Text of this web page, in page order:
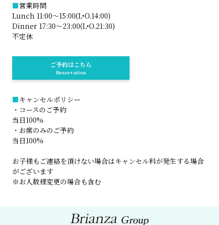
■営業時間
Lunch 11:00～15:00(L•O.14:00)
Dinner 17:30～23:00(L•O.21:30)
不定休
ご予約はこちら
Reservation
■キャンセルポリシー
・コースのご予約
当日100%
・お席のみのご予約
当日100%
お子様もご連絡を頂けない場合はキャンセル料が発生する場合
がございます
※お人数様変更の場合も含む